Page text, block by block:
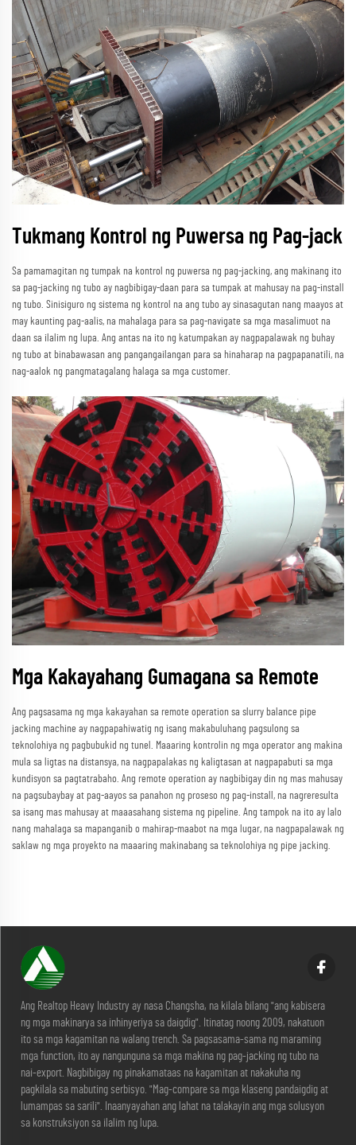
Tukmang Kontrol ng Puwersa ng Pag-jack
Sa pamamagitan ng tumpak na kontrol ng puwersa ng pag-jacking, ang makinang ito
sa pag-jacking ng tubo ay nagbibigay-daan para sa tumpak at mahusay na pag-install
ng tubo. Sinisiguro ng sistema ng kontrol na ang tubo ay sinasagutan nang maayos at
may kaunting pag-aalis, na mahalaga para sa pag-navigate sa mga masalimuot na
daan sa ilalim ng lupa. Ang antas na ito ng katumpakan ay nagpapalawak ng buhay
ng tubo at binabawasan ang pangangailangan para sa hinaharap na pagpapanatili, na
nag-aalok ng pangmatagalang halaga sa mga customer.
Mga Kakayahang Gumagana sa Remote
Ang pagsasama ng mga kakayahan sa remote operation sa slurry balance pipe
jacking machine ay nagpapahiwatig ng isang makabuluhang pagsulong sa
teknolohiya ng pagbubukid ng tunel. Maaaring kontrolin ng mga operator ang makina
mula sa ligtas na distansya, na nagpapalakas ng kaligtasan at nagpapabuti sa mga
kundisyon sa pagtatrabaho. Ang remote operation ay nagbibigay din ng mas mahusay
na pagsubaybay at pag-aayos sa panahon ng proseso ng pag-install, na nagreresulta
sa isang mas mahusay at maaasahang sistema ng pipeline. Ang tampok na ito ay lalo
nang mahalaga sa mapanganib o mahirap-maabot na mga lugar, na nagpapalawak ng
saklaw ng mga proyekto na maaaring makinabang sa teknolohiya ng pipe jacking.
Ang Realtop Heavy Industry ay nasa Changsha, na kilala bilang "ang kabisera
ng mga makinarya sa inhinyeriya sa daigdig". Itinatag noong 2009, nakatuon
ito sa mga kagamitan na walang trench. Sa pagsasama-sama ng maraming
mga function, ito ay nangunguna sa mga makina ng pag-jacking ng tubo na
nai-export. Nagbibigay ng pinakamataas na kagamitan at nakakuha ng
pagkilala sa mabuting serbisyo. "Mag-compare sa mga klaseng pandaigdig at
lumampas sa sarili". Inaanyayahan ang lahat na talakayin ang mga solusyon
sa konstruksiyon sa ilalim ng lupa.